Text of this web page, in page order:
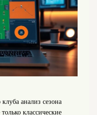
анализ сезона
классические